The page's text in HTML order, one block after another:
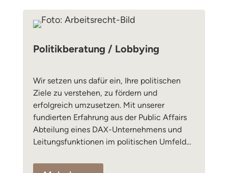
Politikberatung / Lobbying
Wir setzen uns dafür ein, Ihre politischen
Ziele zu verstehen, zu fördern und
erfolgreich umzusetzen. Mit unserer
fundierten Erfahrung aus der Public Affairs
Abteilung eines DAX-Unternehmens und
Leitungsfunktionen im politischen Umfeld…